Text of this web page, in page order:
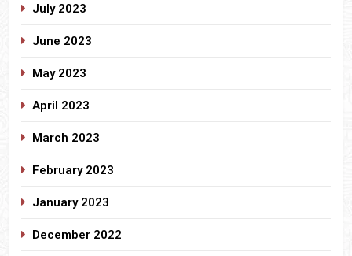
July 2023
June 2023
May 2023
April 2023
March 2023
February 2023
January 2023
December 2022